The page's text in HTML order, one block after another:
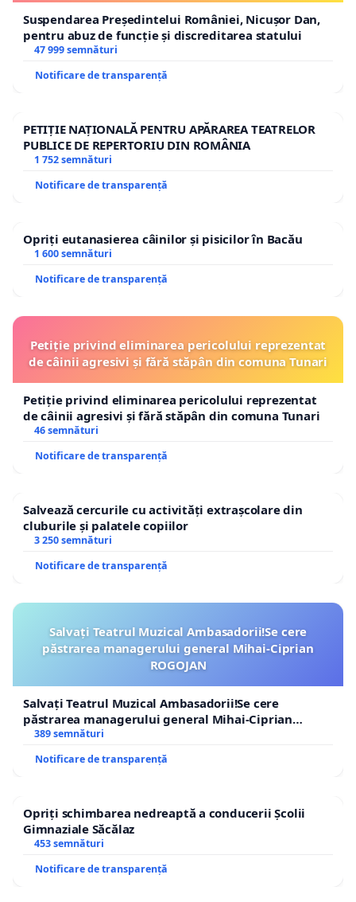
Suspendarea Președintelui României, Nicușor Dan,
pentru abuz de funcție și discreditarea statului
47 999 semnături
Notificare de transparență
PETIȚIE NAȚIONALĂ PENTRU APĂRAREA TEATRELOR
PUBLICE DE REPERTORIU DIN ROMÂNIA
1 752 semnături
Notificare de transparență
Opriți eutanasierea câinilor și pisicilor în Bacău
1 600 semnături
Notificare de transparență
Petiție privind eliminarea pericolului reprezentat
de câinii agresivi și fără stăpân din comuna Tunari
Petiție privind eliminarea pericolului reprezentat
de câinii agresivi și fără stăpân din comuna Tunari
46 semnături
Notificare de transparență
Salvează cercurile cu activități extrașcolare din
cluburile și palatele copiilor
3 250 semnături
Notificare de transparență
Salvați Teatrul Muzical Ambasadorii!Se cere
păstrarea managerului general Mihai-Ciprian
ROGOJAN
Salvați Teatrul Muzical Ambasadorii!Se cere
păstrarea managerului general Mihai-Ciprian
ROGOJAN
389 semnături
Notificare de transparență
Opriți schimbarea nedreaptă a conducerii Școlii
Gimnaziale Săcălaz
453 semnături
Notificare de transparență